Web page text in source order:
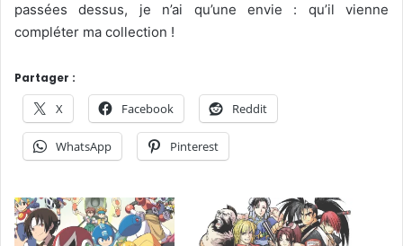
passées dessus, je n’ai qu’une envie : qu’il vienne
compléter ma collection !
Partager :
X Facebook Reddit
WhatsApp Pinterest